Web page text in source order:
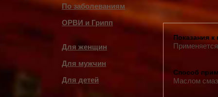
Показания
Способ
Маслом
По заболеваниям
ОРВИ и Грипп
Для женщин
Для мужчин
Для детей